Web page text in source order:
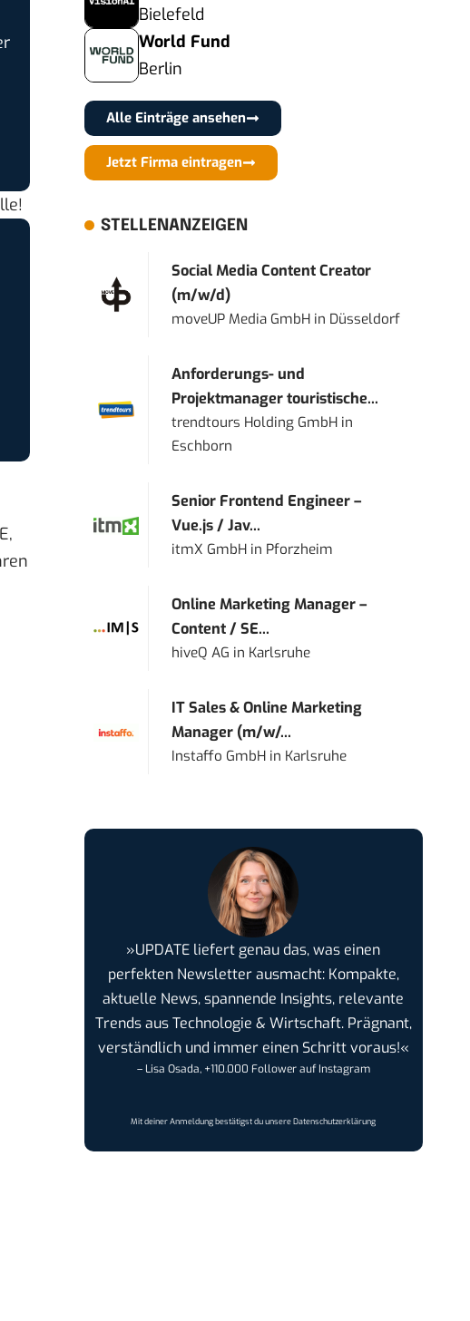
Bielefeld
World Fund
Berlin
Alle Einträge ansehen
Jetzt Firma eintragen
STELLENANZEIGEN
Social Media Content Creator
(m/w/d)
moveUP Media GmbH in Düsseldorf
Anforderungs- und
Projektmanager touristische...
trendtours Holding GmbH in
Eschborn
Senior Frontend Engineer –
Vue.js / Jav...
itmX GmbH in Pforzheim
Online Marketing Manager –
Content / SE...
hiveQ AG in Karlsruhe
IT Sales & Online Marketing
Manager (m/w/...
Instaffo GmbH in Karlsruhe
»UPDATE liefert genau das, was einen
perfekten Newsletter ausmacht: Kompakte,
aktuelle News, spannende Insights, relevante
Trends aus Technologie & Wirtschaft. Prägnant,
verständlich und immer einen Schritt voraus!«
– Lisa Osada, +110.000 Follower auf Instagram
Mit deiner Anmeldung bestätigst du unsereDatenschutzerklärung